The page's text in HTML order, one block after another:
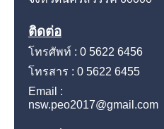
ติดต่อ
โทรศัพท์ : 0 5622 6456
โทรสาร : 0 5622 6455
Email :
nsw.peo2017@gmail.com